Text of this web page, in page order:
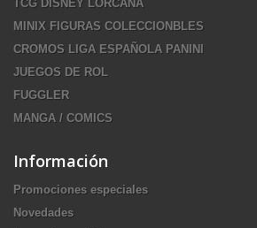
TCG DISNEY LORCANA
MINIX FIGURAS COLECCIONBLES
CROMOS LIGA ESPAÑOLA PANINI
JUEGOS DE ROL
FUGGLER
MANGA / COMICS
Información
Promociones especiales
Novedades